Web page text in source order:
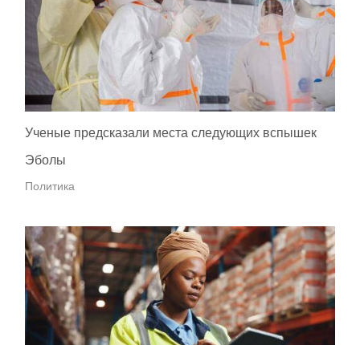
Ученые предсказали места следующих вспышек
Эболы
Политика